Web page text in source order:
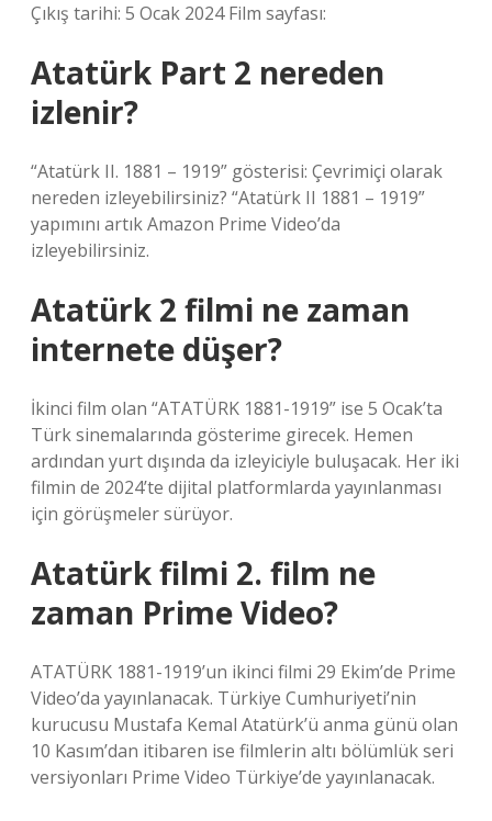
Çıkış tarihi: 5 Ocak 2024 Film sayfası:
Atatürk Part 2 nereden
izlenir?
“Atatürk II. 1881 – 1919” gösterisi: Çevrimiçi olarak
nereden izleyebilirsiniz? “Atatürk II 1881 – 1919”
yapımını artık Amazon Prime Video’da
izleyebilirsiniz.
Atatürk 2 filmi ne zaman
internete düşer?
İkinci film olan “ATATÜRK 1881-1919” ise 5 Ocak’ta
Türk sinemalarında gösterime girecek. Hemen
ardından yurt dışında da izleyiciyle buluşacak. Her iki
filmin de 2024’te dijital platformlarda yayınlanması
için görüşmeler sürüyor.
Atatürk filmi 2. film ne
zaman Prime Video?
ATATÜRK 1881-1919’un ikinci filmi 29 Ekim’de Prime
Video’da yayınlanacak. Türkiye Cumhuriyeti’nin
kurucusu Mustafa Kemal Atatürk’ü anma günü olan
10 Kasım’dan itibaren ise filmlerin altı bölümlük seri
versiyonları Prime Video Türkiye’de yayınlanacak.